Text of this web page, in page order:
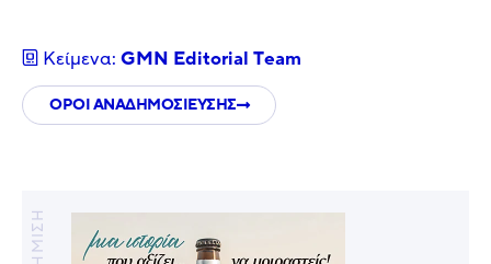
Κείμενα: GMN Editorial Τeam
ΟΡΟΙ ΑΝΑΔΗΜΟΣΙΕΥΣΗΣ